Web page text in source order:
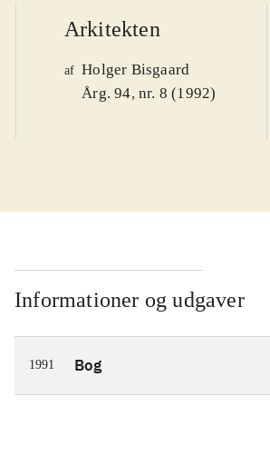
Arkitekten
af Holger Bisgaard
Årg. 94, nr. 8 (1992)
Informationer og udgaver
1991 Bog